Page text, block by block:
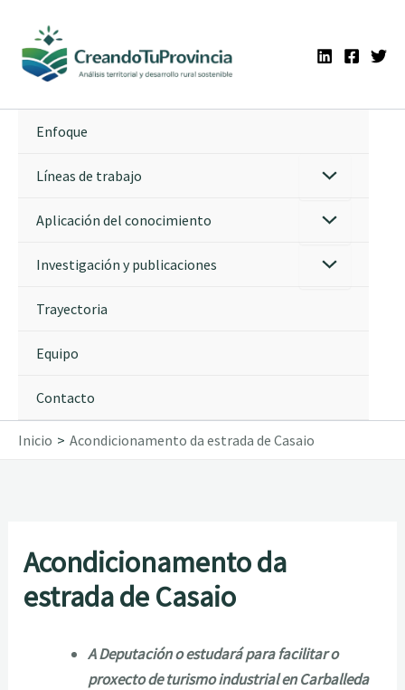
contenido
Enfoque
Líneas de trabajo
Aplicación del conocimiento
Investigación y publicaciones
Trayectoria
Equipo
Contacto
Inicio Acondicionamento da estrada de Casaio
Acondicionamento da
estrada de Casaio
A Deputación o estudará para facilitar o
proxecto de turismo industrial en Carballeda